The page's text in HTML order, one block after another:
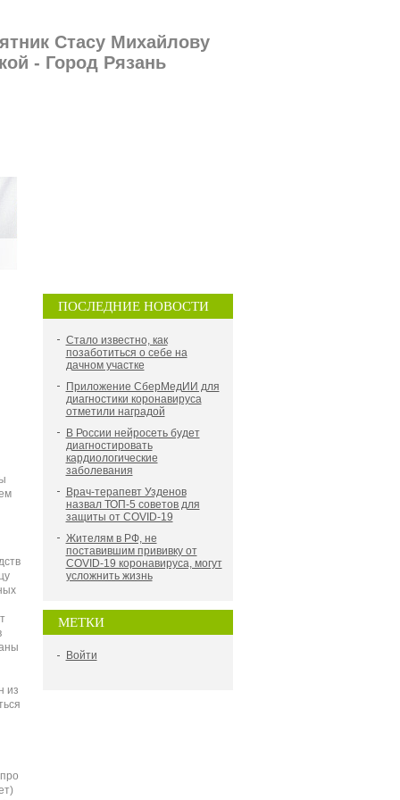
Стасу Михайлову
- Город Рязань
ПОСЛЕДНИЕ НОВОСТИ
Стало известно, как
позаботиться о себе на
дачном участке
Приложение СберМедИИ для
диагностики коронавируса
отметили наградой
В России нейросеть будет
диагностировать
кардиологические
заболевания
Врач-терапевт Узденов
назвал ТОП-5 советов для
защиты от COVID-19
Жителям в РФ, не
поставившим прививку от
COVID-19 коронавируса, могут
усложнить жизнь
МЕТКИ
Войти
из